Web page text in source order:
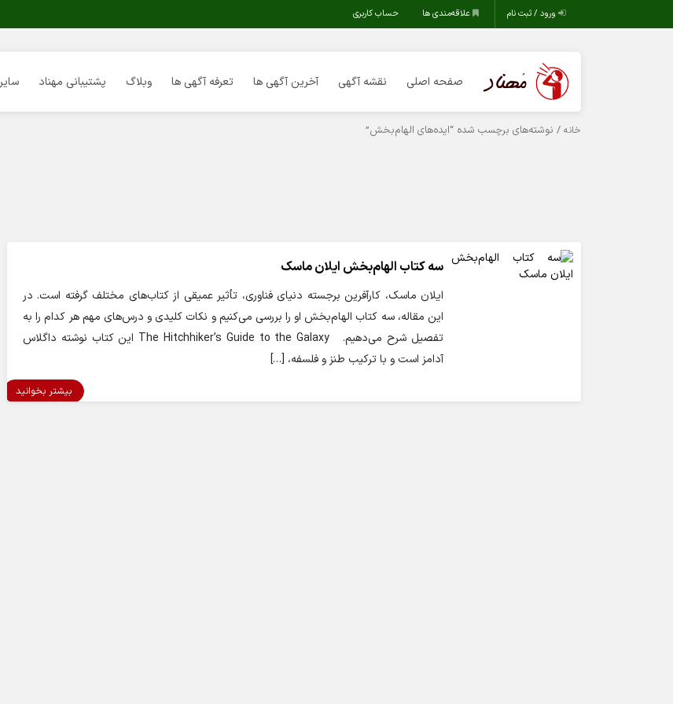
ورود / ثبت نام علاقه‌مندی ها حساب کاربری
صفحه اصلی نقشه آگهی آخرین آگهی ها تعرفه آگهی ها وبلاگ پشتیبانی مهناد سایر
خانه / نوشته‌های برچسب شده “ایده‌های الهام‌بخش”
سه کتاب الهام‌بخش ایلان ماسک
ایلان ماسک، کارآفرین برجسته دنیای فناوری، تأثیر عمیقی از کتاب‌های مختلف گرفته است. در
این مقاله، سه کتاب الهام‌بخش او را بررسی می‌کنیم و نکات کلیدی و درس‌های مهم هر کدام را به
تفصیل شرح می‌دهیم. The Hitchhiker’s Guide to the Galaxy این کتاب نوشته داگلاس
آدامز است و با ترکیب طنز و فلسفه، […]
بیشتر بخوانید